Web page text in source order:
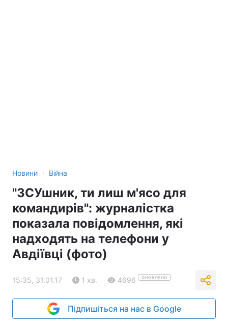
Новини › Війна
"ЗСУшник, ти лиш м'ясо для
командирів": журналістка
показала повідомлення, які
надходять на телефони у
Авдіївці (фото)
15:35, 31.01.17 1 хв. 4696 ОНОВЛЕНО
Підпишіться на нас в Google